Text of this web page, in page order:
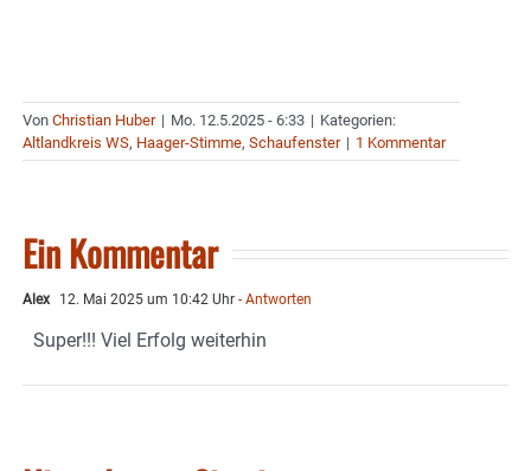
Von Christian Huber | Mo. 12.5.2025 - 6:33 | Kategorien:
Altlandkreis WS, Haager-Stimme, Schaufenster | 1 Kommentar
Ein Kommentar
Alex 12. Mai 2025 um 10:42 Uhr - Antworten
Super!!! Viel Erfolg weiterhin